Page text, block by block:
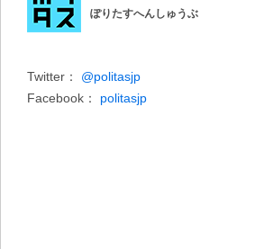
ぽりたすへんしゅうぶ
Twitter：
@politasjp
Facebook：
politasjp